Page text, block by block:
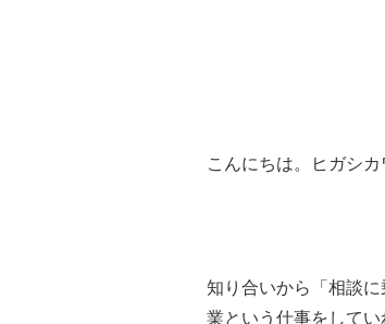
こんにちは。ヒガシカ
知り合いから「相談
業という仕事をしてい